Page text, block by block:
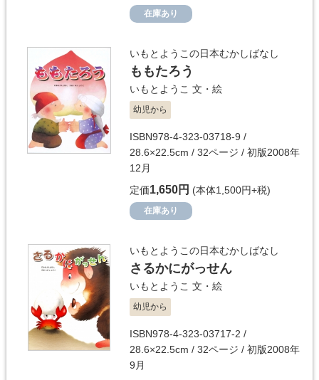
在庫あり
いもとようこの日本むかしばなし
ももたろう
いもとようこ 文・絵
幼児から
ISBN978-4-323-03718-9 /
28.6×22.5cm / 32ページ / 初版2008年
12月
定価1,650円 (本体1,500円+税)
在庫あり
いもとようこの日本むかしばなし
さるかにがっせん
いもとようこ 文・絵
幼児から
ISBN978-4-323-03717-2 /
28.6×22.5cm / 32ページ / 初版2008年
9月